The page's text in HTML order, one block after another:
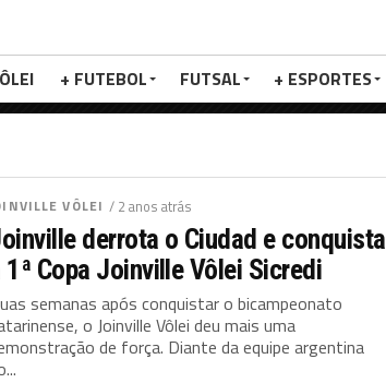
+ FUTEBOL FUTSAL + ESPORTES
VÔLEI / 2 anos atrás
derrota o Ciudad e conquista
1ª Copa Joinville Vôlei Sicredi
semanas após conquistar o bicampeonato
o Joinville Vôlei deu mais uma
de força. Diante da equipe argentina